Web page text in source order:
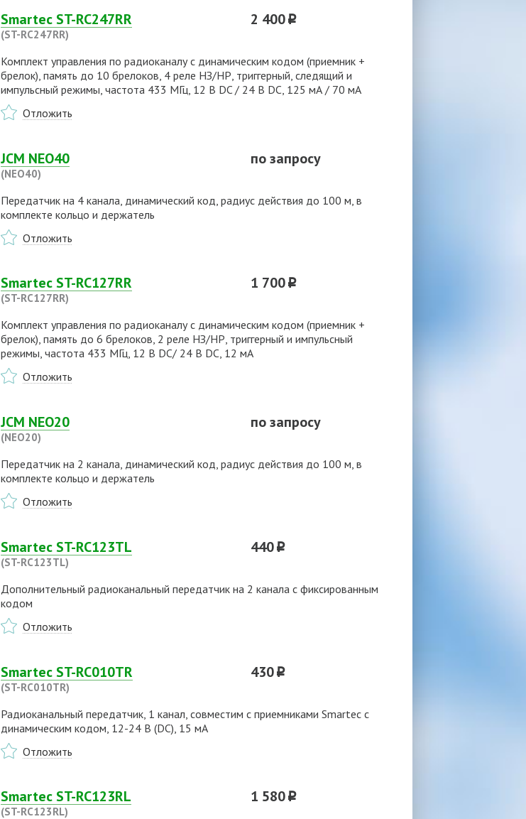
Smartec ST-RC247RR
(ST-RC247RR)
2 400 p
Комплект управления по радиоканалу с динамическим кодом (приемник +
брелок), память до 10 брелоков, 4 реле НЗ/НР, триггерный, следящий и
импульсный режимы, частота 433 МГц, 12 В DC / 24 В DC, 125 мА / 70 мА
Отложить
JCM NEO40
(NEO40)
по запросу
Передатчик на 4 канала, динамический код, радиус действия до 100 м, в
комплекте кольцо и держатель
Отложить
Smartec ST-RC127RR
(ST-RC127RR)
1 700 p
Комплект управления по радиоканалу с динамическим кодом (приемник +
брелок), память до 6 брелоков, 2 реле НЗ/НР, триггерный и импульсный
режимы, частота 433 МГц, 12 В DC/ 24 В DC, 12 мА
Отложить
JCM NEO20
(NEO20)
по запросу
Передатчик на 2 канала, динамический код, радиус действия до 100 м, в
комплекте кольцо и держатель
Отложить
Smartec ST-RC123TL
(ST-RC123TL)
440 p
Дополнительный радиоканальный передатчик на 2 канала с фиксированным
кодом
Отложить
Smartec ST-RC010TR
(ST-RC010TR)
430 p
Радиоканальный передатчик, 1 канал, совместим с приемниками Smartec с
динамическим кодом, 12-24 В (DC), 15 мА
Отложить
Smartec ST-RC123RL
(ST-RC123RL)
1 580 p